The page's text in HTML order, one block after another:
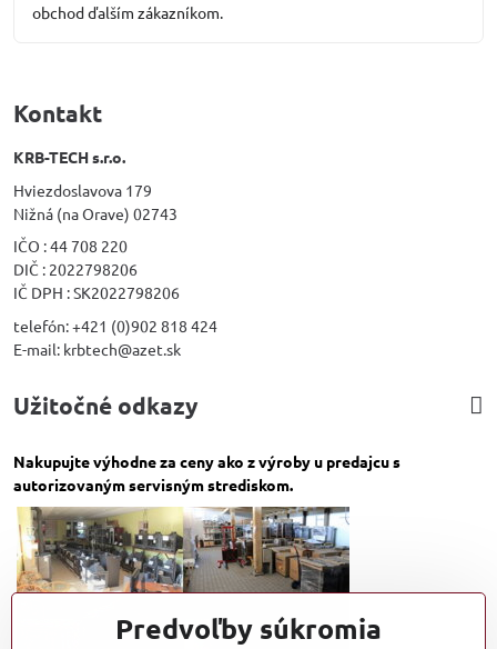
obchod ďalším zákazníkom.
Kontakt
KRB-TECH s.r.o.
Hviezdoslavova 179
Nižná (na Orave) 02743
IČO : 44 708 220
DIČ : 2022798206
IČ DPH : SK2022798206
telefón: +421 (0)902 818 424
E-mail: krbtech@azet.sk
Užitočné odkazy
Nakupujte výhodne za ceny ako z výroby u predajcu s
autorizovaným servisným strediskom.
Predvoľby súkromia